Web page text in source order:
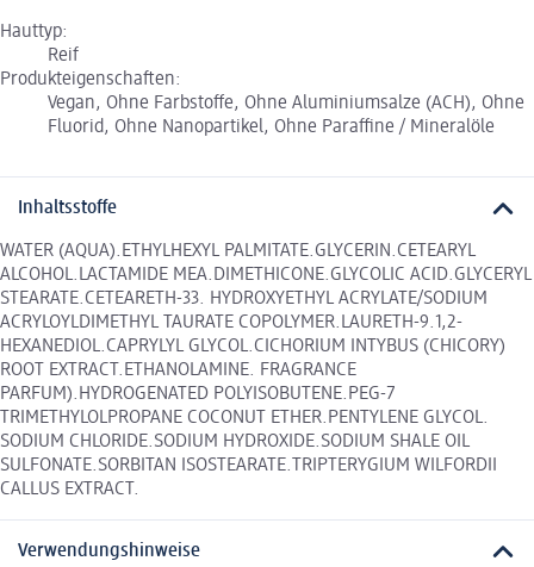
Hauttyp:
Reif
Produkteigenschaften:
Vegan, Ohne Farbstoffe, Ohne Aluminiumsalze (ACH), Ohne
Fluorid, Ohne Nanopartikel, Ohne Paraffine / Mineralöle
Inhaltsstoffe
WATER (AQUA).ETHYLHEXYL PALMITATE.GLYCERIN.CETEARYL
ALCOHOL.LACTAMIDE MEA.DIMETHICONE.GLYCOLIC ACID.GLYCERYL
STEARATE.CETEARETH-33. HYDROXYETHYL ACRYLATE/SODIUM
ACRYLOYLDIMETHYL TAURATE COPOLYMER.LAURETH-9.1,2-
HEXANEDIOL.CAPRYLYL GLYCOL.CICHORIUM INTYBUS (CHICORY)
ROOT EXTRACT.ETHANOLAMINE. FRAGRANCE
PARFUM).HYDROGENATED POLYISOBUTENE.PEG-7
TRIMETHYLOLPROPANE COCONUT ETHER.PENTYLENE GLYCOL.
SODIUM CHLORIDE.SODIUM HYDROXIDE.SODIUM SHALE OIL
SULFONATE.SORBITAN ISOSTEARATE.TRIPTERYGIUM WILFORDII
CALLUS EXTRACT.
Verwendungshinweise